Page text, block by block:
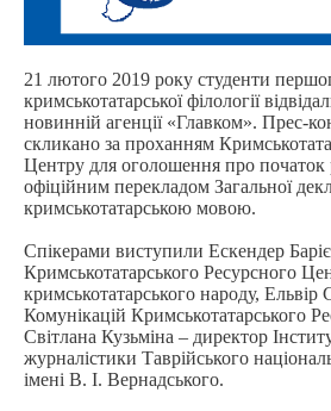
21 лютого 2019 року студенти
кримськотатарської філології
новинній агенції «Главком». Прес-
скликано за проханням
Центру для оголошення про початок
офіційним перекладом Загальної
кримськотатарською мовою.
Спікерами виступили Ескендер
Кримськотатарського Ресурсного
кримськотатарського народу,
Комунікацій Кримськотатарського
Світлана Кузьміна – директор
журналістики Таврійського
імені В. І. Вернадського.